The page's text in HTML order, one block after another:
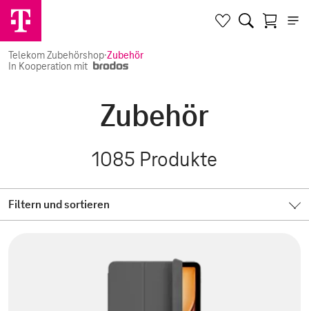
Telekom Zubehörshop·Zubehör
In Kooperation mit
Zubehör
1085 Produkte
Filtern und sortieren